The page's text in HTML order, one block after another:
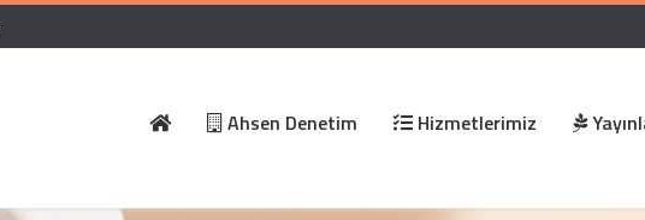
Ahsen Denetim Hizmetlerimiz